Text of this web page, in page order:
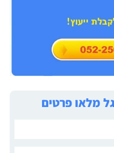
מלאו פרטים